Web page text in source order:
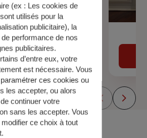
de prêt immobilier
(ex : Les cookies de
utilisés pour la
publicitaire), la
performance de nos
publicitaires.
d’entre eux, votre
est nécessaire. Vous
ces cookies ou
les accepter, ou alors
continuer votre
sans les accepter. Vous
ce choix à tout